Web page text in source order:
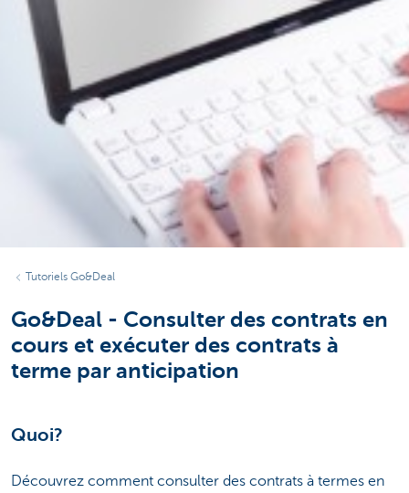
Tutoriels Go&Deal
Go&Deal - Consulter des contrats en
cours et exécuter des contrats à
terme par anticipation
Quoi?
Découvrez comment consulter des contrats à termes en